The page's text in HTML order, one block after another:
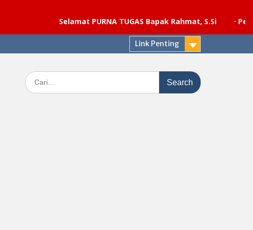
Selamat PURNA TUGAS Bapak Rahmat, S.Si
·
Link Penting
Search
for: